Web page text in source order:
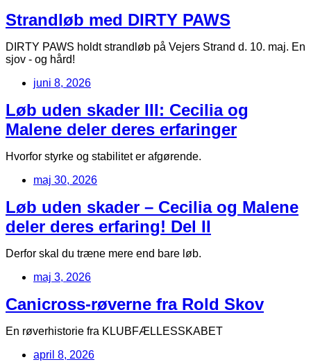
Strandløb med DIRTY PAWS
DIRTY PAWS holdt strandløb på Vejers Strand d. 10. maj. En
sjov - og hård!
juni 8, 2026
Løb uden skader III: Cecilia og
Malene deler deres erfaringer
Hvorfor styrke og stabilitet er afgørende.
maj 30, 2026
Løb uden skader – Cecilia og Malene
deler deres erfaring! Del II
Derfor skal du træne mere end bare løb.
maj 3, 2026
Canicross-røverne fra Rold Skov
En røverhistorie fra KLUBFÆLLESSKABET
april 8, 2026